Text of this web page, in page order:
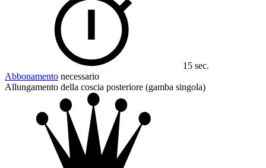
15 sec.
Abbonamento necessario
Allungamento della coscia posteriore (gamba singola)